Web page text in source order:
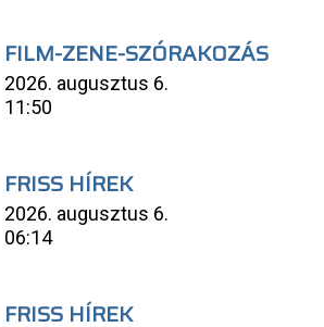
FILM-ZENE-SZÓRAKOZÁS
2026. augusztus 6.
11:50
FRISS HÍREK
2026. augusztus 6.
06:14
FRISS HÍREK